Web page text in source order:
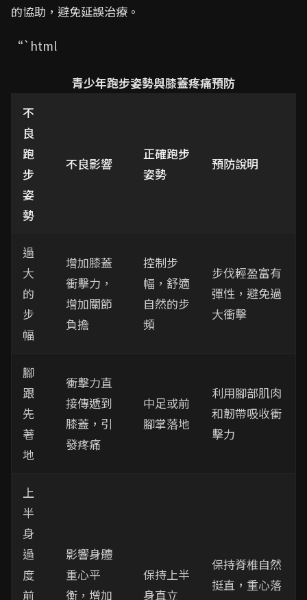
的協助，避免延誤治療。
“`html
青少年跑步姿勢與膝蓋疼痛預防
不
良
跑
步
姿
勢
不良影響
正確跑步
姿勢
預防說明
過
大
的
步
幅
增加膝蓋
衝擊力，
增加關節
負擔
控制步
幅，舒適
自然的步
頻
步伐輕盈富有
彈性，避免過
大衝擊
腳
跟
先
著
地
衝擊力直
接傳遞到
膝蓋，引
發疼痛
中足或前
腳掌落地
利用腳部肌肉
和韌帶吸收衝
擊力
上
半
身
過
度
前
影響身體
重心平
衡，增加
保持上半
身直立
保持脊椎自然
挺直，重心落